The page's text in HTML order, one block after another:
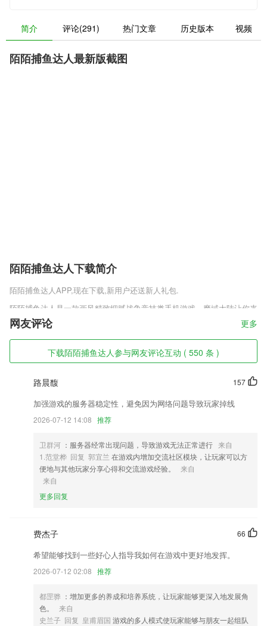
简介 评论(291) 热门文章 历史版本 视频
陌陌捕鱼达人最新版截图
陌陌捕鱼达人下载简介
陌陌捕鱼达人APP,现在下载,新用户还送新人礼包.
陌陌捕鱼达人是一款画风精致细腻战争竞技类手机游戏，魔域大陆让你来
指尖征战，奇幻无比的魔法职业让你自由设定，让你随时走进魔幻四射的
魔域战场，圣域浩劫手游官方安装包v1.1.4还有酷炫无比的翅膀养成系
统，万人热血的争夺战火爆开启，每一个英雄角色都具备独特的个性和技
能，以及酷炫的装备和华丽的服装，喜欢这款游戏的玩家快来趣趣手游网
陌陌捕鱼达人软件特色
1,【直播课】
2,CAD派客云图同样支持完善的离线应用，通过将CAD图纸存到您的And
3,【微信缓存清理】
4,提供考试报名、考试时间、打印准考证、成绩查询、证书领取等考试资
讯，包含历年真题、考试大纲、备考经验等考试干货。
5,随时可以在这里对不同的2265商品的进存销进行自定义管理，多个不同
6,出售价之间差距较大，商品利润比较丰厚；
陌陌捕鱼达人软件优势
及古诗词这里均有。
3.儿童英语早教课程结合了最优秀的幼儿英语教育理念和科技，
网友评论 更多
下载陌陌捕鱼达人参与网友评论互动 ( 550 条 )
157
路晨馥
加强游戏的服务器稳定性，避免因为网络问题导致玩家掉线
2026-07-12 14:08 推荐
卫群河 ：服务器经常出现问题，导致游戏无法正常进行 来自
1.范堂桦 回复 郭宜兰 在游戏内增加交流社区模块，让玩家可以方
便地与其他玩家分享心得和交流游戏经验。
来自
来自
更多回复
66
费杰子
希望能够找到一些好心人指导我如何在游戏中更好地发挥。
2026-07-12 02:08 推荐
都罡骅 ：增加更多的养成和培养系统，让玩家能够更深入地发展角
色。
来自
史兰子 回复 皇甫眉国 游戏的多人模式使玩家能够与朋友一起组队